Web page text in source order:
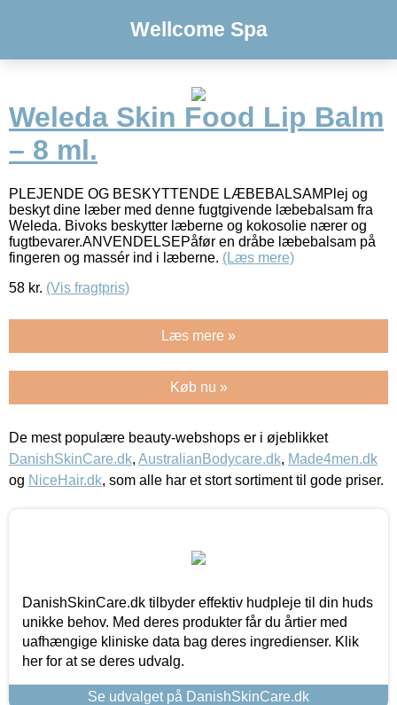
Wellcome Spa
Weleda Skin Food Lip Balm
– 8 ml.
PLEJENDE OG BESKYTTENDE LÆBEBALSAMPlej og
beskyt dine læber med denne fugtgivende læbebalsam fra
Weleda. Bivoks beskytter læberne og kokosolie nærer og
fugtbevarer.ANVENDELSEPåfør en dråbe læbebalsam på
fingeren og massér ind i læberne. (Læs mere)
58 kr. (Vis fragtpris)
Læs mere »
Køb nu »
De mest populære beauty-webshops er i øjeblikket
DanishSkinCare.dk, AustralianBodycare.dk, Made4men.dk
og NiceHair.dk, som alle har et stort sortiment til gode priser.
DanishSkinCare.dk tilbyder effektiv hudpleje til din huds
unikke behov. Med deres produkter får du årtier med
uafhængige kliniske data bag deres ingredienser. Klik
her for at se deres udvalg.
Se udvalget på DanishSkinCare.dk